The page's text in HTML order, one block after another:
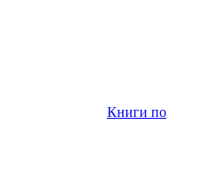
Книги по